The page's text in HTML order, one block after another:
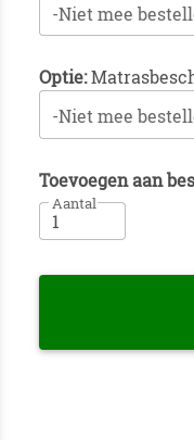
-Niet mee
Optie:
-Niet mee
Toevoegen aan
Aantal